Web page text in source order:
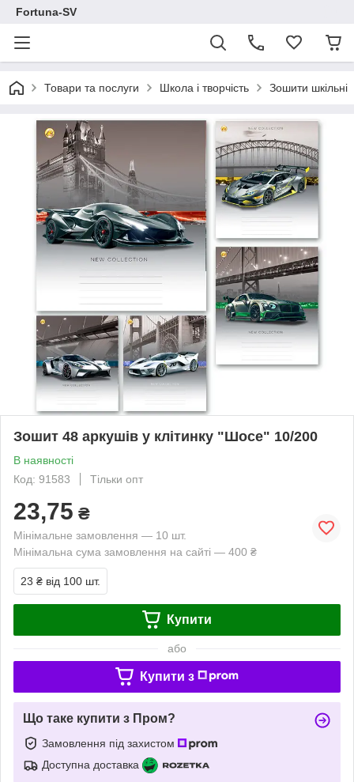
Fortuna-SV
Товари та послуги Школа і творчість Зошити шкільні
Зошит 48 аркушів у клітинку "Шосе" 10/200
В наявності
Код: 91583
Тільки опт
23,75 ₴
Мінімальне замовлення — 10 шт.
Мінімальна сума замовлення на сайті — 400 ₴
23 ₴ від 100 шт.
Купити
або
Купити з
Що таке купити з Пром?
Замовлення під захистом
Доступна доставка